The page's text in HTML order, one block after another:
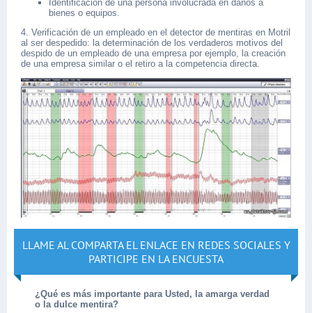
Identificación de una persona involucrada en daños a
bienes o equipos.
4. Verificación de un empleado en el detector de mentiras en Motril
al ser despedido: la determinación de los verdaderos motivos del
despido de un empleado de una empresa por ejemplo, la creación
de una empresa similar o el retiro a la competencia directa.
LLAME AL COMPARTA EL ENLACE EN REDES SOCIALES Y
PARTICIPE EN LA ENCUESTA
¿Qué es más importante para Usted, la amarga verdad
o la dulce mentira?